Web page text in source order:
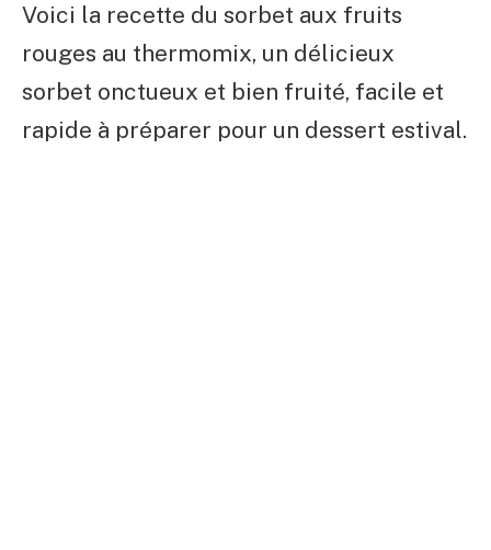
Voici la recette du sorbet aux fruits
rouges au thermomix, un délicieux
sorbet onctueux et bien fruité, facile et
rapide à préparer pour un dessert estival.